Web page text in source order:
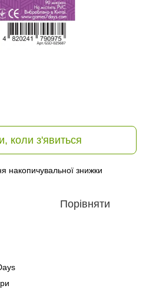
коли з'явиться
накопичувальної знижки
Порівняти